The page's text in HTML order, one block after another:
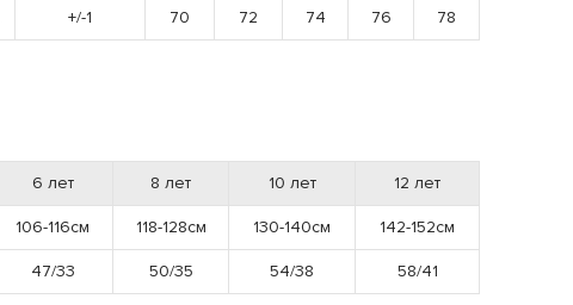
+/-1 70 72 74 76 78
6 лет 8 лет 10 лет 12 лет
106-116см 118-128см 130-140см 142-152см
47/33 50/35 54/38 58/41